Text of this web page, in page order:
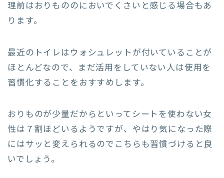
理前はおりもののにおいでくさいと感じる場合もあ
ります。
最近のトイレはウォシュレットが付いていることが
ほとんどなので、まだ活用をしていない人は使用を
習慣化することをおすすめします。
おりものが少量だからといってシートを使わない女
性は７割ほどいるようですが、やはり気になった際
にはサッと変えられるのでこちらも習慣づけると良
いでしょう。